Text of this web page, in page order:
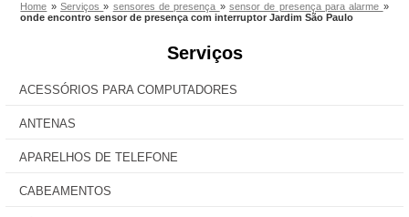
Home »Serviços» sensores de presença » sensor de presença para alarme »
onde encontro sensor de presença com interruptor Jardim São Paulo
Serviços
ACESSÓRIOS PARA COMPUTADORES
ANTENAS
APARELHOS DE TELEFONE
CABEAMENTOS